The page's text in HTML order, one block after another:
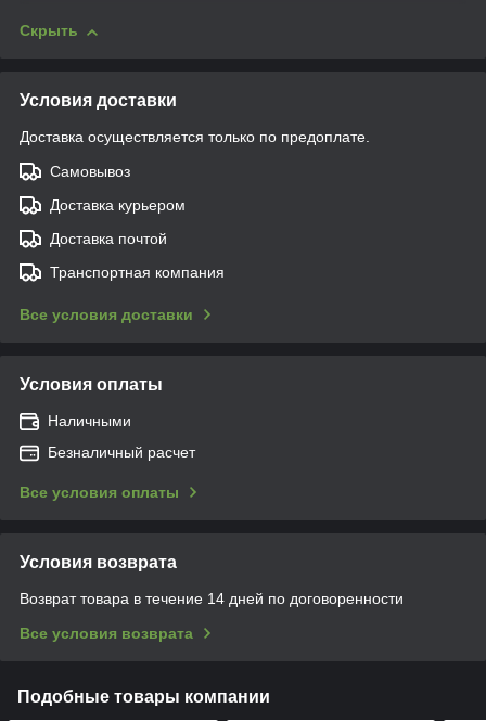
Скрыть
Условия доставки
Доставка осуществляется только по предоплате.
Самовывоз
Доставка курьером
Доставка почтой
Транспортная компания
Все условия доставки
Условия оплаты
Наличными
Безналичный расчет
Все условия оплаты
Условия возврата
Возврат товара в течение 14 дней по договоренности
Все условия возврата
Подобные товары компании